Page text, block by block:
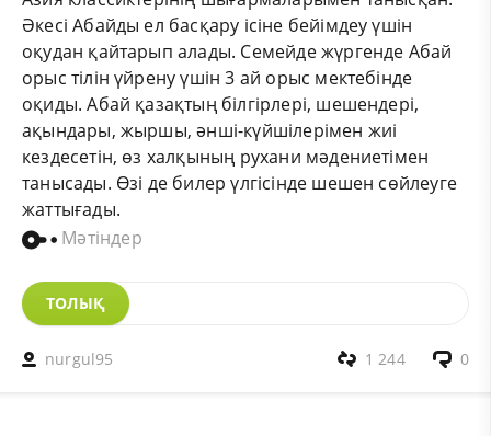
Әкесі Абайды ел басқару ісіне бейімдеу үшін
оқудан қайтарып алады. Семейде жүргенде Абай
орыс тілін үйрену үшін 3 ай орыс мектебінде
оқиды. Абай қазақтың білгірлері, шешендері,
ақындары, жыршы, әнші-күйшілерімен жиі
кездесетін, өз халқының рухани мәдениетімен
танысады. Өзі де билер үлгісінде шешен сөйлеуге
жаттығады.
Мәтіндер
ТОЛЫҚ
nurgul95 0
1 244